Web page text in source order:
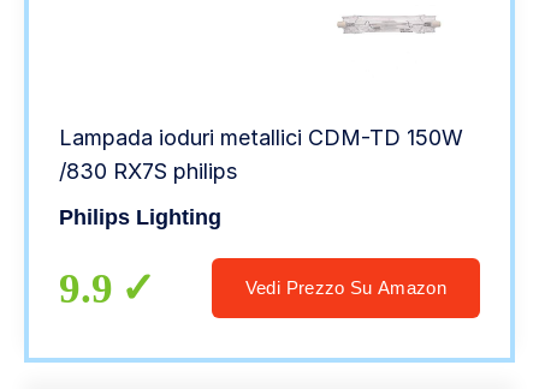
Lampada ioduri metallici CDM-TD 150W
/830 RX7S philips
Philips Lighting
9.9 Vedi Prezzo Su Amazon